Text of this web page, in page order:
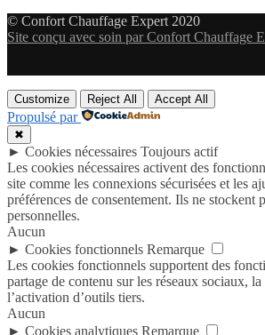
© Confort Chauffage Expert 2020
Site conçu avec soin par Confort Chauffage
Customize Reject All Accept All
Propulsé par
✖
► Cookies nécessaires Toujours actif
Les cookies nécessaires activent des
site comme les connexions sécurisées et les
préférences de consentement. Ils ne stockent
personnelles.
Aucun
► Cookies fonctionnels Remarque
Les cookies fonctionnels supportent des
partage de contenu sur les réseaux sociaux,
l’activation d’outils tiers.
Aucun
► Cookies analytiques Remarque